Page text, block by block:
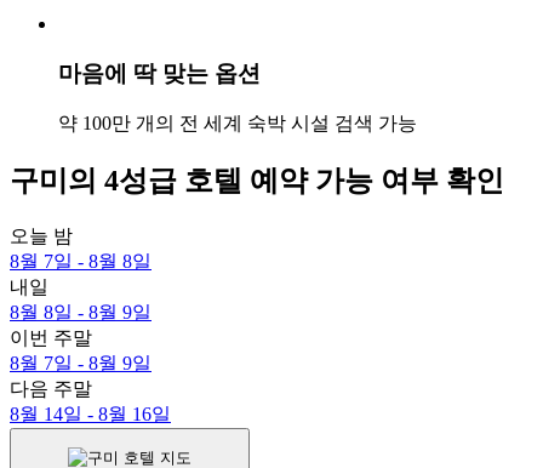
마음에 딱 맞는 옵션
약 100만 개의 전 세계 숙박 시설 검색 가능
구미의 4성급 호텔 예약 가능 여부 확인
오늘 밤
8월 7일 - 8월 8일
내일
8월 8일 - 8월 9일
이번 주말
8월 7일 - 8월 9일
다음 주말
8월 14일 - 8월 16일